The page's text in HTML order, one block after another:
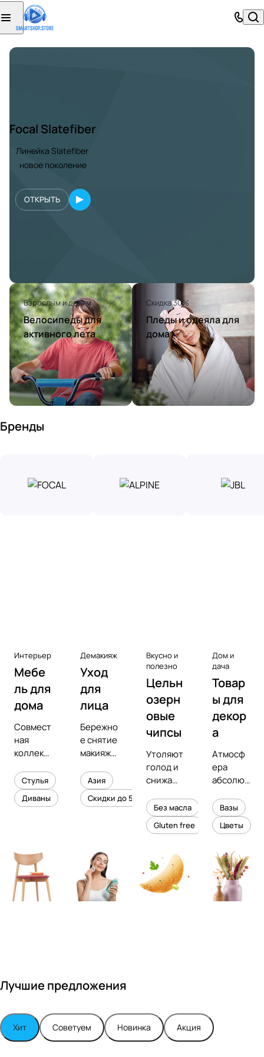
Focal Slatefiber
Линейка Slatefiber
новое поколение
ОТКРЫТЬ
Взрослым и детям
Велосипеды для
активного лета
Скидка 30%
Пледы и одеяла для
дома
Бренды
Интерьер
Мебе
ль для
дома
Совмест
ная
коллекц
предмет
ным
дизайне
Турским
Стулья
Диваны
Демакияж
Уход
для
лица
Бережно
е снятие
макияжа
увлажне
ние
кожи
Азия
Скидки до 50%
Вкусно и
полезно
Цельн
озерн
овые
чипсы
Утоляют
голод и
снижают
холесте
рина
Без масла
Gluten free
Дом и
дача
Товар
ы для
декор
а
Атмосф
ера
абсолют
уюта в
вашем
интерье
Вазы
Цветы
Лучшие предложения
Хит Советуем Новинка Акция